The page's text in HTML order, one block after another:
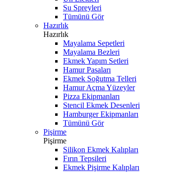
Su Spreyleri
Tümünü Gör
Hazırlık
Hazırlık
Mayalama Sepetleri
Mayalama Bezleri
Ekmek Yapım Setleri
Hamur Pasaları
Ekmek Soğutma Telleri
Hamur Açma Yüzeyler
Pizza Ekipmanları
Stencil Ekmek Desenleri
Hamburger Ekipmanları
Tümünü Gör
Pişirme
Pişirme
Silikon Ekmek Kalıpları
Fırın Tepsileri
Ekmek Pişirme Kalıpları